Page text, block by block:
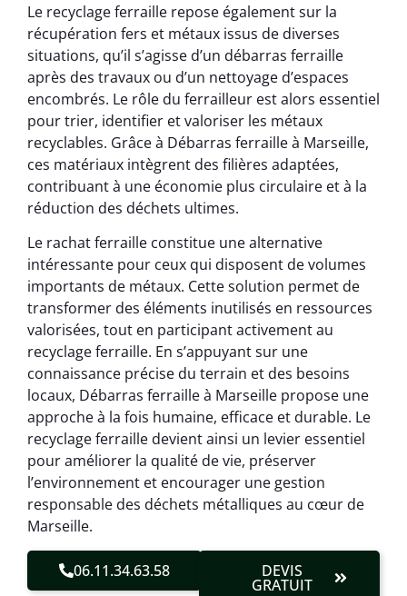
Le recyclage ferraille repose également sur la
récupération fers et métaux issus de diverses
situations, qu’il s’agisse d’un débarras ferraille
après des travaux ou d’un nettoyage d’espaces
encombrés. Le rôle du ferrailleur est alors essentiel
pour trier, identifier et valoriser les métaux
recyclables. Grâce à Débarras ferraille à Marseille,
ces matériaux intègrent des filières adaptées,
contribuant à une économie plus circulaire et à la
réduction des déchets ultimes.
Le rachat ferraille constitue une alternative
intéressante pour ceux qui disposent de volumes
importants de métaux. Cette solution permet de
transformer des éléments inutilisés en ressources
valorisées, tout en participant activement au
recyclage ferraille. En s’appuyant sur une
connaissance précise du terrain et des besoins
locaux, Débarras ferraille à Marseille propose une
approche à la fois humaine, efficace et durable. Le
recyclage ferraille devient ainsi un levier essentiel
pour améliorer la qualité de vie, préserver
l’environnement et encourager une gestion
responsable des déchets métalliques au cœur de
Marseille.
06.11.34.63.58 DEVIS
GRATUIT